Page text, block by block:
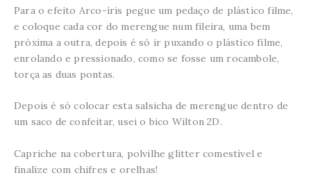
Para o efeito Arco-íris pegue um pedaço de plástico filme,
e coloque cada cor do merengue num fileira, uma bem
próxima a outra, depois é só ir puxando o plástico filme,
enrolando e pressionado, como se fosse um rocambole,
torça as duas pontas.
Depois é só colocar esta salsicha de merengue dentro de
um saco de confeitar, usei o bico Wilton 2D.
Capriche na cobertura, polvilhe glitter comestível e
finalize com chifres e orelhas!